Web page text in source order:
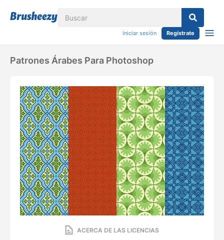
Iniciar sesión Regístrate
Patrones Árabes Para Photoshop
ACERCA DE LAS LICENCIAS